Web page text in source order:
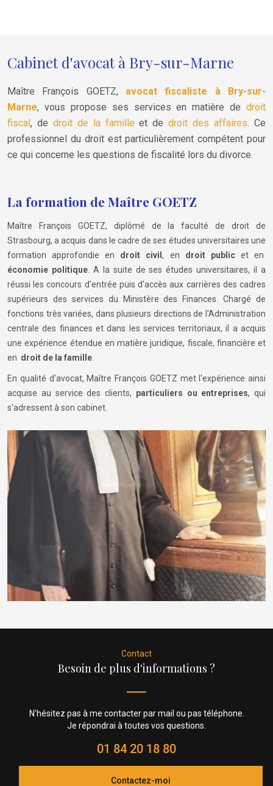
Cabinet d'avocat à Bry-sur-Marne
Maître François GOETZ, avocat fiscaliste à Bry-sur-
Marne, vous propose ses services en matière de droit
fiscal, de droit de la famille et dedroit des affaires. Ce
professionnel du droit est particulièrement compétent pour
ce qui concerne les questions de fiscalité lors du divorce.
La formation de Maître GOETZ
Maître François GOETZ, diplômé de la faculté de droit de
Strasbourg, a acquis dans le cadre de ses études universitaires une
formation approfondie en droit civil, en droit publicet en
économie politique. A la suite de ses études universitaires, il a
réussi les concours d'entrée puis d'accès aux carrières des cadres
supérieurs des services du Ministère des Finances. Chargé de
fonctions très variées, dans plusieurs directions de l'Administration
centrale des finances et dans les services territoriaux, il a acquis
une expérience étendue en matière juridique, fiscale, financière et
en droit de la famille
En qualité d'avocat, Maître François GOETZ met l'expérience ainsi
acquise au service des clients, particuliers ou entreprises, qui
s'adressent à son cabinet.
Contact
Besoin de plus d'informations ?
N'hésitez pas à me contacter par mail ou pas téléphone.
Je répondrai à toutes vos questions.
01 84 20 18 80
Contactez-moi